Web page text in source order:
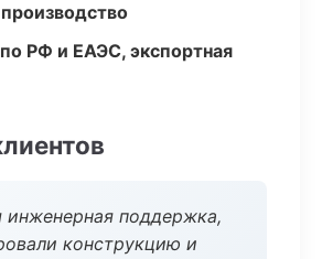
РФ и ЕАЭС, экспортная
инженерная поддержка,
конструкцию и